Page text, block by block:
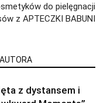
do pielęgnacji
z APTECZKI BABUNI
z dystansem i